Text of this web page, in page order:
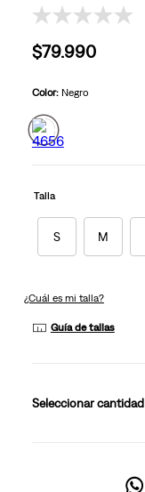
Sin
Enlace
en
misma
$79.990
Color: Negro
Talla
S M
¿Cuál es mi talla?
Guía de tallas
cantidad